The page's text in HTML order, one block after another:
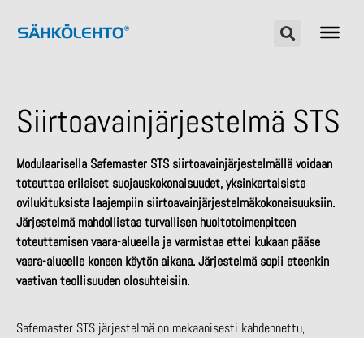
Siirtoavainjärjestelmä STS
Modulaarisella Safemaster STS siirtoavainjärjestelmällä voidaan
toteuttaa erilaiset suojauskokonaisuudet, yksinkertaisista
ovilukituksista laajempiin siirtoavainjärjestelmäkokonaisuuksiin.
Järjestelmä mahdollistaa turvallisen huoltotoimenpiteen
toteuttamisen vaara-alueella ja varmistaa ettei kukaan pääse
vaara-alueelle koneen käytön aikana. Järjestelmä sopii eteenkin
vaativan teollisuuden olosuhteisiin.
Safemaster STS järjestelmä on mekaanisesti kahdennettu,